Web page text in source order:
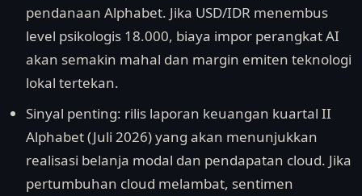
pendanaan Alphabet. Jika USD/IDR menembus
level psikologis 18.000, biaya impor perangkat AI
akan semakin mahal dan margin emiten teknologi
lokal tertekan.
Sinyal penting: rilis laporan keuangan kuartal II
Alphabet (Juli 2026) yang akan menunjukkan
realisasi belanja modal dan pendapatan cloud. Jika
pertumbuhan cloud melambat, sentimen